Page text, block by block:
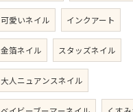
可愛いネイル インクアート
金箔ネイル スタッズネイル
大人ニュアンスネイル